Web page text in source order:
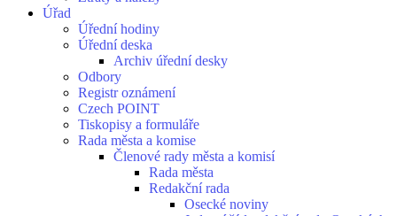
Úřad
Úřední hodiny
Úřední deska
Archiv úřední desky
Odbory
Registr oznámení
Czech POINT
Tiskopisy a formuláře
Rada města a komise
Členové rady města a komisí
Rada města
Redakční rada
Osecké noviny